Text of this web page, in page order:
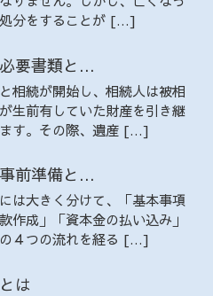
分をすることが […]
要書類と...
相続が開始し、相続人は被相
生前有していた財産を引き継
す。その際、遺産 […]
前準備と...
は大きく分けて、「基本事項
作成」「資本金の払い込み」
の４つの流れを経る […]
は